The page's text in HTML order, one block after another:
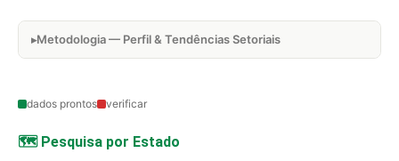
Metodologia — Perfil & Tendências Setoriais
dados prontos verificar
🗺️ Pesquisa por Estado